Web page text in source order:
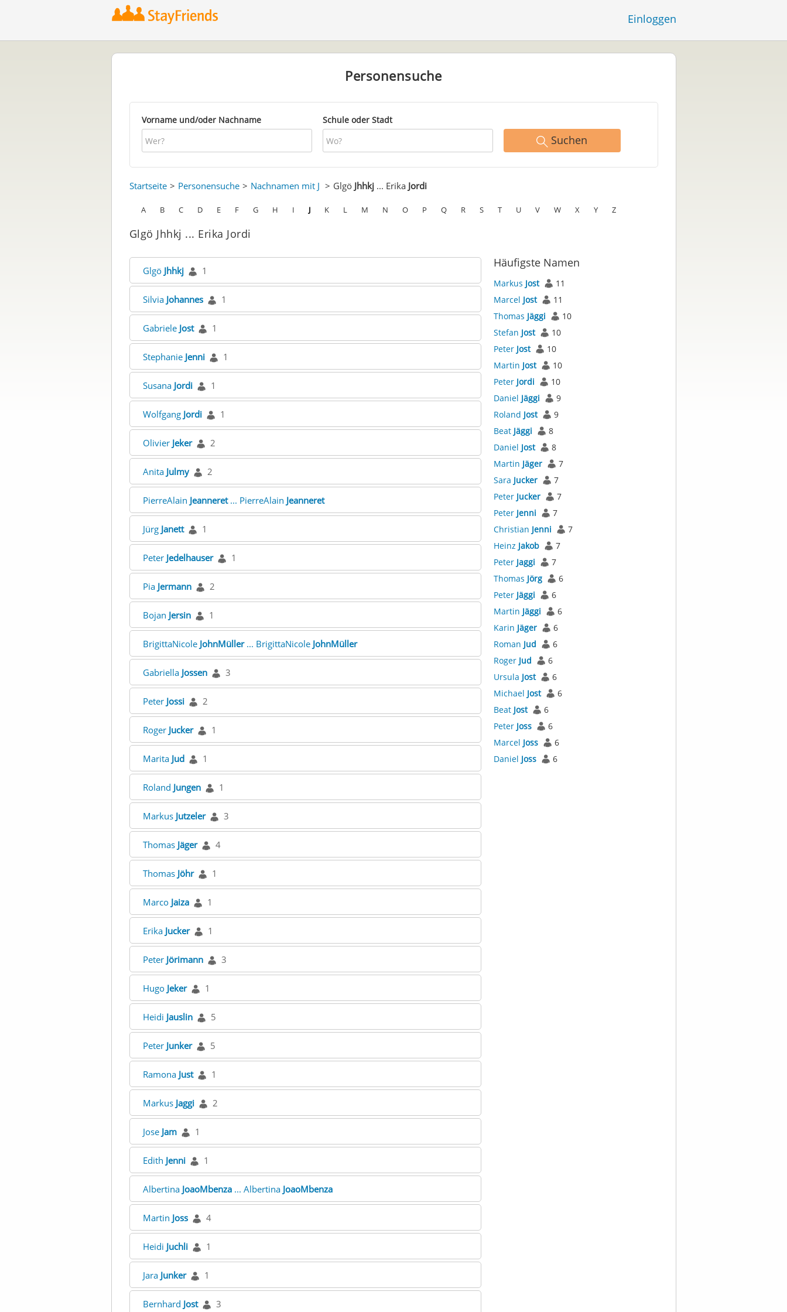
Einloggen
Personensuche
Vorname und/oder Nachname Schule oder Stadt
Suchen
Startseite Personensuche Nachnamen mit J Glgö Jhhkj... Erika Jordi
A B C D E F G H I J K L M N O P Q R S T U V W X Y Z
Glgö Jhhkj ... Erika Jordi
Glgö Jhhkj 1
Silvia Johannes 1
Gabriele Jost 1
Stephanie Jenni 1
Susana Jordi 1
Wolfgang Jordi 1
Olivier Jeker 2
Anita Julmy 2
PierreAlain Jeanneret... PierreAlain Jeanneret
Jürg Janett 1
Peter Jedelhauser 1
Pia Jermann 2
Bojan Jersin 1
BrigittaNicole JohnMüller... BrigittaNicole JohnMüller
Gabriella Jossen 3
Peter Jossi 2
Roger Jucker 1
Marita Jud 1
Roland Jungen 1
Markus Jutzeler 3
Thomas Jäger 4
Thomas Jöhr 1
Marco Jaiza 1
Erika Jucker 1
Peter Jörimann 3
Hugo Jeker 1
Heidi Jauslin 5
Peter Junker 5
Ramona Just 1
Markus Jaggi 2
Jose Jam 1
Edith Jenni 1
Albertina JoaoMbenza... Albertina JoaoMbenza
Martin Joss 4
Heidi Juchli 1
Jara Junker 1
Bernhard Jost 3
Häufigste Namen
Markus Jost
11
Marcel Jost
11
Thomas Jäggi
10
Stefan Jost
10
Peter Jost
10
Martin Jost
10
Peter Jordi
10
Daniel Jäggi
9
Roland Jost
9
Beat Jäggi
8
Daniel Jost
8
Martin Jäger
7
Sara Jucker
7
Peter Jucker
7
Peter Jenni
7
Christian Jenni
7
Heinz Jakob
7
Peter Jaggi
7
Thomas Jörg
6
Peter Jäggi
6
Martin Jäggi
6
Karin Jäger
6
Roman Jud
6
Roger Jud
6
Ursula Jost
6
Michael Jost
6
Beat Jost
6
Peter Joss
6
Marcel Joss
6
Daniel Joss 6